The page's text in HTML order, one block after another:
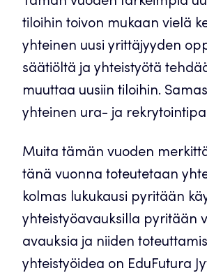
tiloihin toivon mukaan vielä
yhteinen uusi yrittäjyyden
säätiöltä ja yhteistyötä
muuttaa uusiin tiloihin.
yhteinen ura- ja
Muita tämän vuoden
tänä vuonna toteutetaan
kolmas lukukausi pyritään
yhteistyöavauksilla pyritään
avauksia ja niiden
yhteistyöidea on EduFutura